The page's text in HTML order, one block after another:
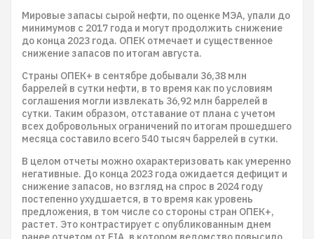
Мировые запасы сырой нефти, по оценке МЭА, упали до
минимумов с 2017 года и могут продолжить снижение
до конца 2023 года. ОПЕК отмечает и существенное
снижение запасов по итогам августа.
Страны ОПЕК+ в сентябре добывали 36,38 млн
баррелей в сутки нефти, в то время как по условиям
соглашения могли извлекать 36,92 млн баррелей в
сутки. Таким образом, отставание от плана с учетом
всех добровольных ограничений по итогам прошедшего
месяца составило всего 540 тысяч баррелей в сутки.
В целом отчеты можно охарактеризовать как умеренно
негативные. До конца 2023 года ожидается дефицит и
снижение запасов, но взгляд на спрос в 2024 году
постепенно ухудшается, в то время как уровень
предложения, в том числе со стороны стран ОПЕК+,
растет. Это контрастирует с опубликованным днем